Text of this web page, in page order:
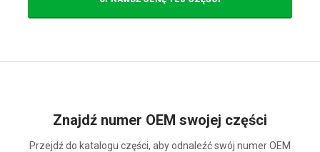
Znajdź numer OEM swojej części
Przejdź do katalogu części, aby odnaleźć swój numer OEM